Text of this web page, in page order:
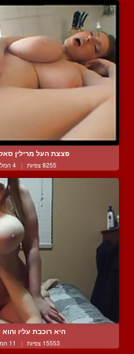
פצצת העל מרילין
8255 צפיות | 4 המלצות
היא רוכבת עליו
15553 צפיות | 11 המלצות